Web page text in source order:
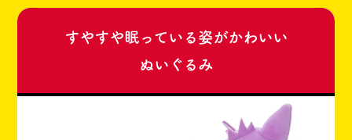
すやすや眠っている姿がかわいい
ぬいぐるみ